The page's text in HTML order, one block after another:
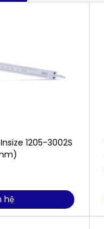
1205-3002S
hệ